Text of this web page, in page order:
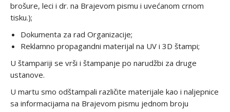
brošure, leci i dr. na Brajevom pismu i uvećanom crnom
tisku.);
Dokumenta za rad Organizacije;
Reklamno propagandni materijal na UV i 3D štampi;
U štampariji se vrši i štampanje po narudžbi za druge
ustanove.
U martu smo odštampali različite materijale kao i naljepnice
sa informacijama na Brajevom pismu jednom broju